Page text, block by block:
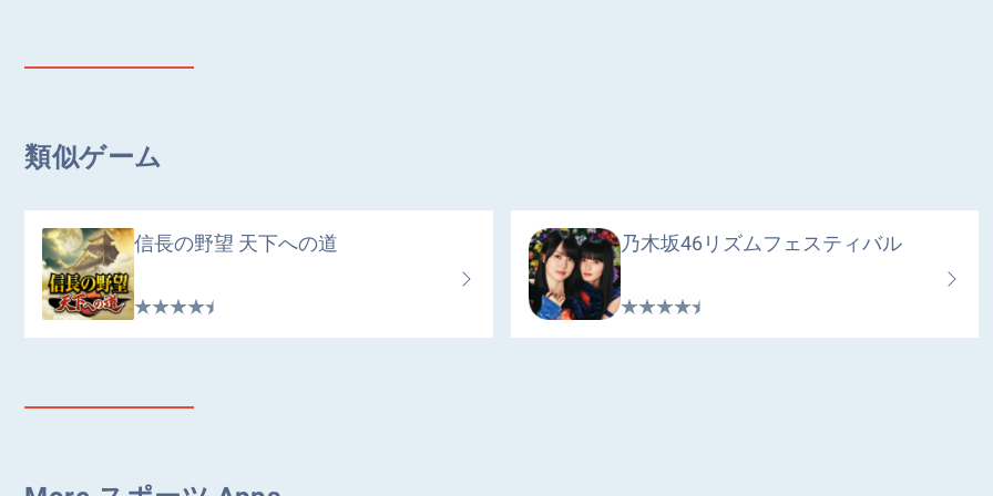
類似ゲーム
信長の野望 天下への道 乃木坂46リズムフェスティバル